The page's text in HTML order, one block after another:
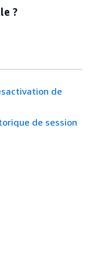
?
de
de session